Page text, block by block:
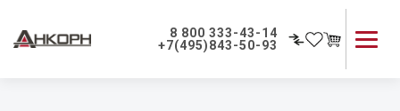
8 800 333-43-14
+7(495)843-50-93